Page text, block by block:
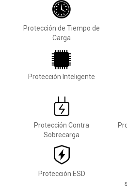
Protección de Tiempo de
Carga
Protección Inteligente
Protección Contra
Sobrecarga
Protección ESD